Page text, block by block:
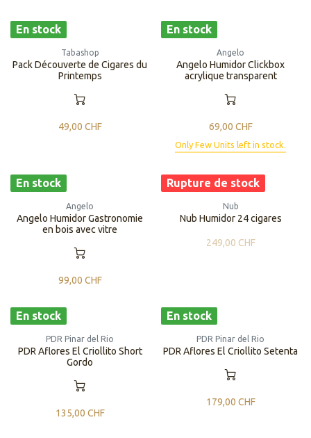
En stock
Tabashop
Pack Découverte de Cigares du
Printemps
49,00 CHF
En stock
Angelo
Angelo Humidor Clickbox
acrylique transparent
69,00 CHF
Only Few Units left in stock.
En stock
Angelo
Angelo Humidor Gastronomie
en bois avec vitre
99,00 CHF
Rupture de stock
Nub
Nub Humidor 24 cigares
249,00 CHF
En stock
PDR Pinar del Rio
PDR Aflores El Criollito Short
Gordo
135,00 CHF
En stock
PDR Pinar del Rio
PDR Aflores El Criollito Setenta
179,00 CHF